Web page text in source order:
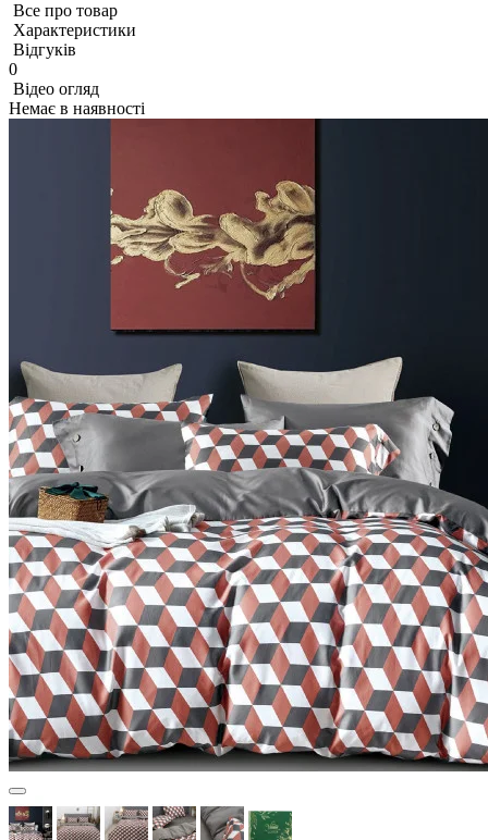
Все про товар
Характеристики
Відгуків
0
Відео огляд
Немає в наявності